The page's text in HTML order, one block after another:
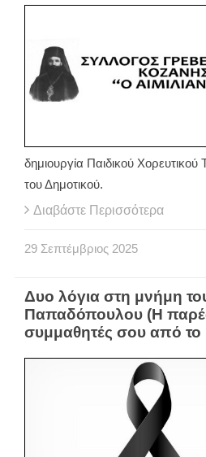
δημιουργία Παιδικού Χορευτικού
του Δημοτικού.
Διαβάστε Περισσότερα
29 Σεπτέμβριος 2025
Δυο λόγια στη μνήμη
Παπαδόπουλου (Η
συμμαθητές σου από το